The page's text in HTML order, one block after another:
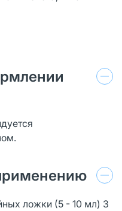
ложки (5 - 10 мл) 3